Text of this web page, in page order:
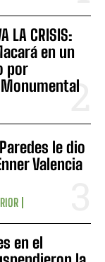
LA CRISIS:
en un
por
le dio
Valencia
en el